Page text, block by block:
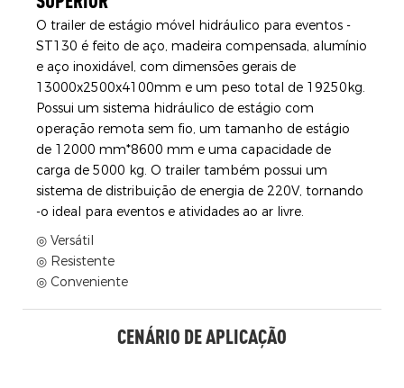
O trailer de estágio móvel hidráulico para eventos -
ST130 é feito de aço, madeira compensada, alumínio
e aço inoxidável, com dimensões gerais de
13000x2500x4100mm e um peso total de 19250kg.
Possui um sistema hidráulico de estágio com
operação remota sem fio, um tamanho de estágio
de 12000 mm*8600 mm e uma capacidade de
carga de 5000 kg. O trailer também possui um
sistema de distribuição de energia de 220V, tornando
-o ideal para eventos e atividades ao ar livre.
◎ Versátil
◎ Resistente
◎ Conveniente
CENÁRIO DE APLICAÇÃO